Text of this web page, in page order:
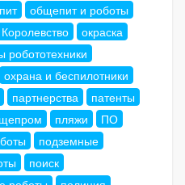
общепит и роботы
окраска
робототехники
охрана и беспилотники
партнерства
патенты
пляжи
ПО
подземные
поиск